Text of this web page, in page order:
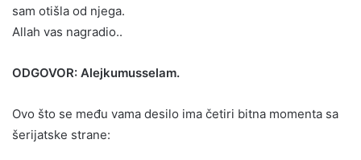
sam otišla od njega.
Allah vas nagradio..
ODGOVOR: Alejkumusselam.
Ovo što se među vama desilo ima četiri bitna momenta sa
šerijatske strane: